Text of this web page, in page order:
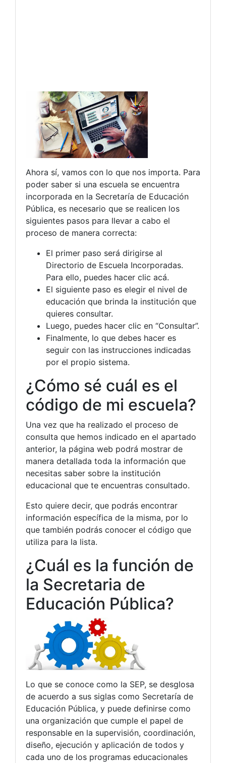
Ahora sí, vamos con lo que nos importa. Para
poder saber si una escuela se encuentra
incorporada en la Secretaría de Educación
Pública, es necesario que se realicen los
siguientes pasos para llevar a cabo el
proceso de manera correcta:
El primer paso será dirigirse al
Directorio de Escuela Incorporadas.
Para ello, puedes hacer clic acá.
El siguiente paso es elegir el nivel de
educación que brinda la institución que
quieres consultar.
Luego, puedes hacer clic en “Consultar”.
Finalmente, lo que debes hacer es
seguir con las instrucciones indicadas
por el propio sistema.
¿Cómo sé cuál es el
código de mi escuela?
Una vez que ha realizado el proceso de
consulta que hemos indicado en el apartado
anterior, la página web podrá mostrar de
manera detallada toda la información que
necesitas saber sobre la institución
educacional que te encuentras consultado.
Esto quiere decir, que podrás encontrar
información específica de la misma, por lo
que también podrás conocer el código que
utiliza para la lista.
¿Cuál es la función de
la Secretaria de
Educación Pública?
Lo que se conoce como la SEP, se desglosa
de acuerdo a sus siglas como Secretaría de
Educación Pública, y puede definirse como
una organización que cumple el papel de
responsable en la supervisión, coordinación,
diseño, ejecución y aplicación de todos y
cada uno de los programas educacionales